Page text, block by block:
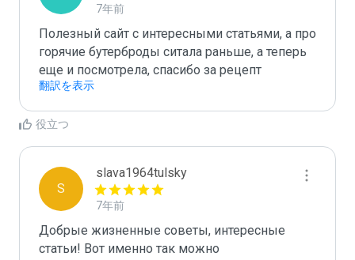
7年前
Полезный сайт с интересными статьями, а про
горячие бутерброды ситала раньше, а теперь
еще и посмотрела, спасибо за рецепт
翻訳を表示
役立つ
S
slava1964tulsky
7年前
Добрые жизненные советы, интересные
статьи! Вот именно так можно